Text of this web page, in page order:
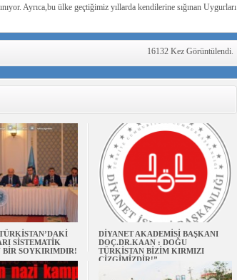
Ayrıca,bu ülke geçtiğimiz yıllarda kendilerine sığınan Uygurları
16132 Kez Görüntülendi.
SİSTEMATİK
BİR SOYKIRIMDIR!
DİYANET AKADEMİSİ BAŞKANI
DOÇ.DR.KAAN : DOĞU
TÜRKİSTAN BİZİM KIRMIZI
ÇİZGİMİZDİR!”